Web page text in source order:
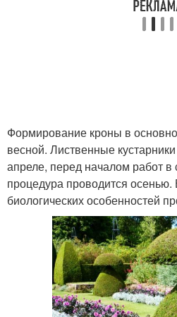
Формирование кроны в
весной. Лиственные
апреле, перед началом работ
процедура проводится осенью.
биологических особенностей